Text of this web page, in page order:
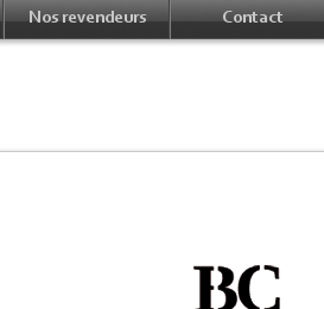
Nos revendeurs Contact